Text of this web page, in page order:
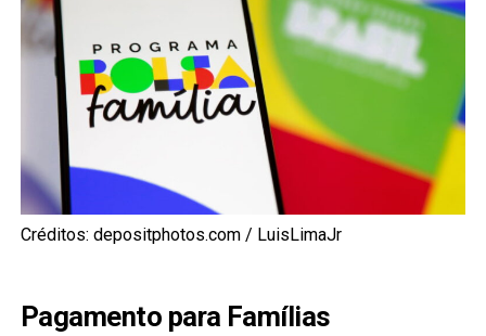
Créditos: depositphotos.com / LuisLimaJr
Pagamento para Famílias